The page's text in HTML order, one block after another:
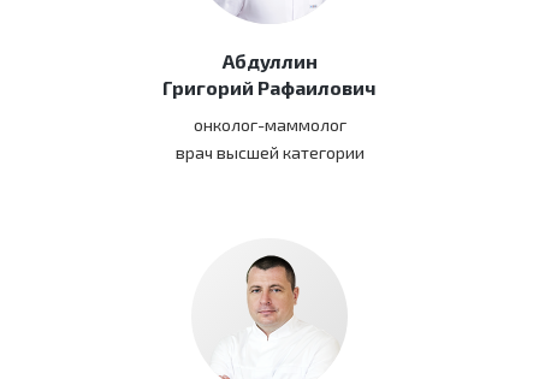
Абдуллин
Григорий Рафаилович
онколог-маммолог
врач высшей категории